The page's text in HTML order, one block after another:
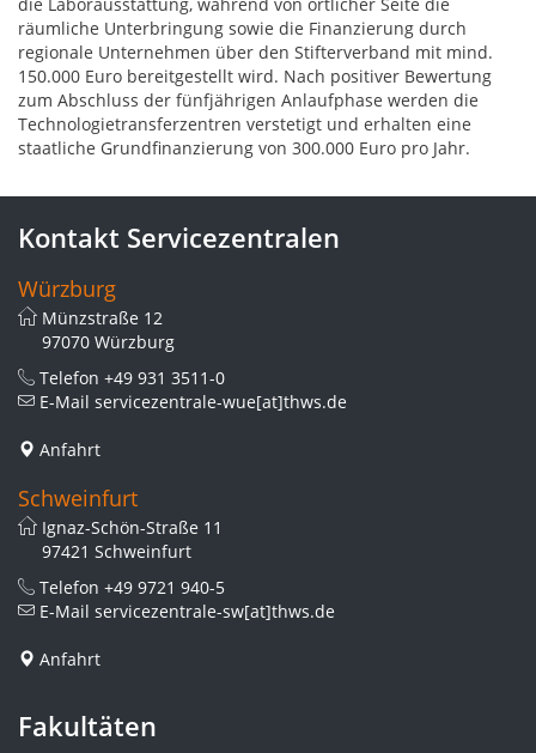
räumliche Unterbringung sowie die Finanzierung durch
regionale Unternehmen über den Stifterverband mit mind.
150.000 Euro bereitgestellt wird. Nach positiver Bewertung
zum Abschluss der fünfjährigen Anlaufphase werden die
Technologietransferzentren verstetigt und erhalten eine
staatliche Grundfinanzierung von 300.000 Euro pro Jahr.
Kontakt Servicezentralen
Würzburg
Münzstraße 12
97070 Würzburg
Telefon +49 931 3511-0
E-Mail servicezentrale-wue[at]thws.de
Anfahrt
Schweinfurt
Ignaz-Schön-Straße 11
97421 Schweinfurt
Telefon +49 9721 940-5
E-Mail servicezentrale-sw[at]thws.de
Anfahrt
Fakultäten